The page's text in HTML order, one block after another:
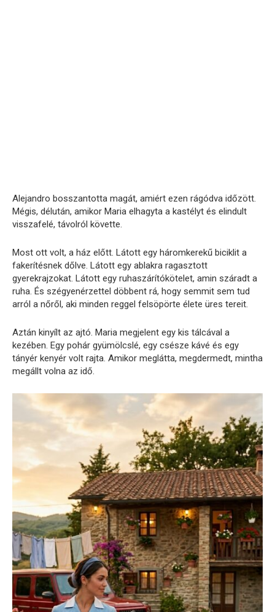
Alejandro bosszantotta magát, amiért ezen rágódva időzött.
Mégis, délután, amikor Maria elhagyta a kastélyt és elindult
visszafelé, távolról követte.
Most ott volt, a ház előtt. Látott egy háromkerekű biciklit a
fakerítésnek dőlve. Látott egy ablakra ragasztott
gyerekrajzokat. Látott egy ruhaszárítókötelet, amin száradt a
ruha. És szégyenérzettel döbbent rá, hogy semmit sem tud
arról a nőről, aki minden reggel felsöpörte élete üres tereit.
Aztán kinyílt az ajtó. Maria megjelent egy kis tálcával a
kezében. Egy pohár gyümölcslé, egy csésze kávé és egy
tányér kenyér volt rajta. Amikor meglátta, megdermedt, mintha
megállt volna az idő.